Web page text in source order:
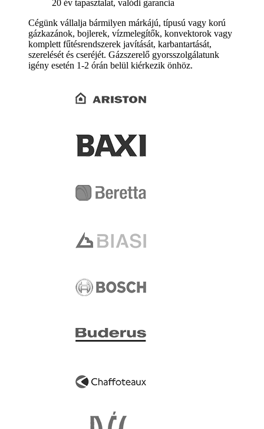
20 év tapasztalat, valódi garancia
Cégünk vállalja bármilyen márkájú, típusú vagy korú
gázkazánok, bojlerek, vízmelegítők, konvektorok vagy
komplett fűtésrendszerek javítását, karbantartását,
szerelését és cseréjét. Gázszerelő gyorsszolgálatunk
igény esetén 1-2 órán belül kiérkezik önhöz.